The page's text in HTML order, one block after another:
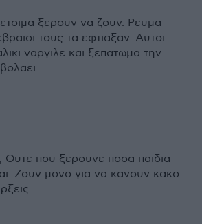
ξερουν να ζουν. Ρευμα
τους τα εφτιαξαν. Αυτοι
ναργιλε και ξεπατωμα την
Ουτε που ξερουνε ποσα παιδια
Ζουν μονο για να κανουν κακο.